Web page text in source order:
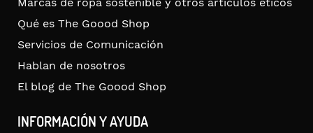
Qué es The Goood Shop
Servicios de Comunicación
Hablan de nosotros
El blog de The Goood Shop
INFORMACIÓN Y AYUDA